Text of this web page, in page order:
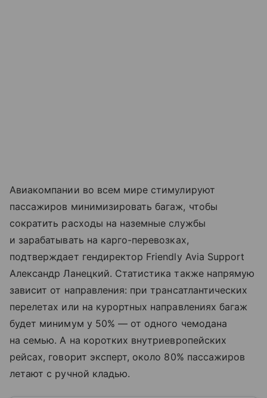
Авиакомпании во всем мире стимулируют
пассажиров минимизировать багаж, чтобы
сократить расходы на наземные службы
и зарабатывать на карго-перевозках,
подтверждает гендиректор Friendly Avia Support
Александр Ланецкий. Статистика также напрямую
зависит от направления: при трансатлантических
перелетах или на курортных направлениях багаж
будет минимум у 50% — от одного чемодана
на семью. А на коротких внутриевропейских
рейсах, говорит эксперт, около 80% пассажиров
летают с ручной кладью.